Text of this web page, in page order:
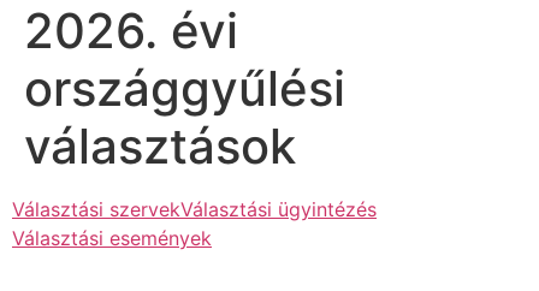
2026. évi
országgyűlési
választások
Választási szervekVálasztási ügyintézés
Választási események